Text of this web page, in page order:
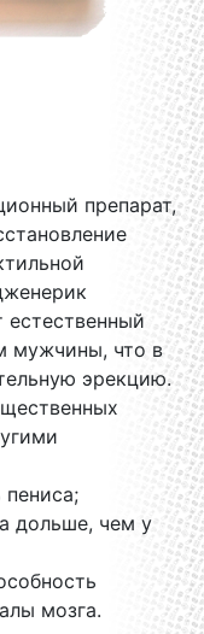
препарат,
мужчины, что в
эрекцию.
пениса;
дольше, чем у
мозга.